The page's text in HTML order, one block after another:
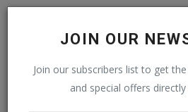
JOIN OUR
Join our subscribers list to get
and special offers